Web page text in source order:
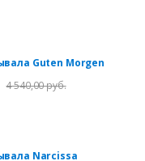
Guten Morgen
4 540,00 руб.
Narcissa